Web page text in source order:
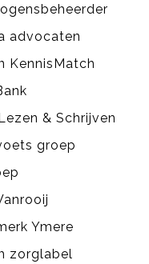
advocaten
KennisMatch
& Schrijven
groep
Ymere
zorglabel